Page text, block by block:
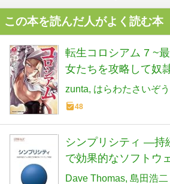
この本を読んだ人がよく読む本
転生コロシアム 7 ~
女たちを攻略して奴
す~ (ドラゴンコミッ
zunta はらわたさいぞう
48
シンプリシティ ―持
で効果的なソフトウ
Dave Thomas 島田浩二